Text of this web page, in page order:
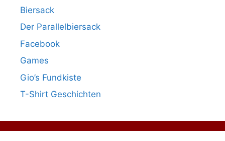
Biersack
Der Parallelbiersack
Facebook
Games
Gio’s Fundkiste
T-Shirt Geschichten